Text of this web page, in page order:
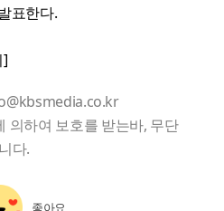
표한다.
]
의하여 보호를 받는바, 무단
다.
좋아요